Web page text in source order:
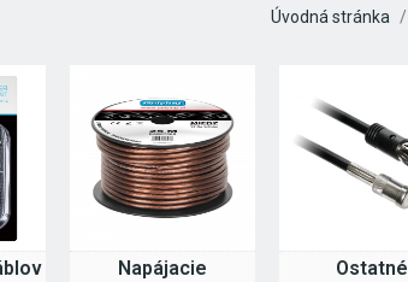
Úvodná stránka
Napájacie Ostatné